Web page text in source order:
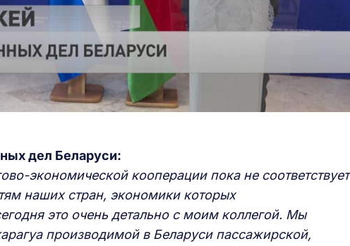
дел Беларуси:
экономической кооперации пока не соответствует
наших стран, экономики которых
это очень детально с моим коллегой. Мы
производимой в Беларуси пассажирской,